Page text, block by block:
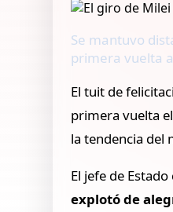
Se mantuvo
primera vuelta
El tuit de
primera vuelta
la tendencia del
El jefe de
explotó de